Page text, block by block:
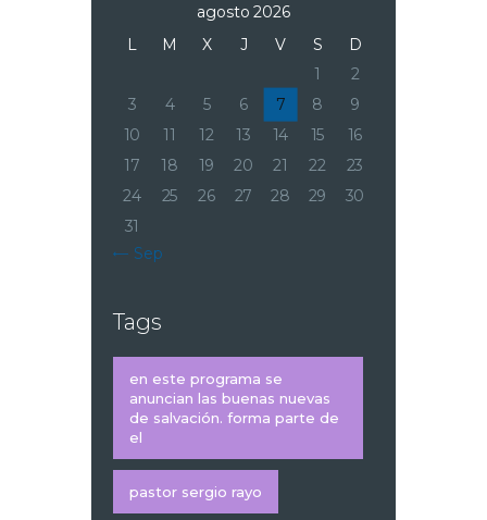
agosto 2026
L
M X J V S
D
1
2
3
4 5 6 7 8
9
10
11 12 13 14 15
16
17
18 19 20 21 22
23
24
25 26 27 28 29
30
31
« Sep
Tags
en este programa se
anuncian las buenas nuevas
de salvación. forma parte de
el
pastor sergio rayo